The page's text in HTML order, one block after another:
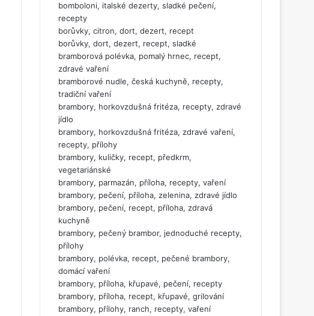
bomboloni, italské dezerty, sladké pečení,
recepty
borůvky, citron, dort, dezert, recept
borůvky, dort, dezert, recept, sladké
bramborová polévka, pomalý hrnec, recept,
zdravé vaření
bramborové nudle, česká kuchyně, recepty,
tradiční vaření
brambory, horkovzdušná fritéza, recepty, zdravé
jídlo
brambory, horkovzdušná fritéza, zdravé vaření,
recepty, přílohy
brambory, kuličky, recept, předkrm,
vegetariánské
brambory, parmazán, příloha, recepty, vaření
brambory, pečení, příloha, zelenina, zdravé jídlo
brambory, pečení, recept, příloha, zdravá
kuchyně
brambory, pečený brambor, jednoduché recepty,
přílohy
brambory, polévka, recept, pečené brambory,
domácí vaření
brambory, příloha, křupavé, pečení, recepty
brambory, příloha, recept, křupavé, grilování
brambory, přílohy, ranch, recepty, vaření